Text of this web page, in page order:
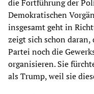
die Fortführung der
Demokratischen
insgesamt geht in
zeigt sich schon daran,
Partei noch die
organisieren. Sie
als Trump, weil sie